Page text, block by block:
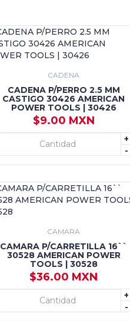
CADENA
CADENA P/PERRO 2.5 MM
CASTIGO 30426 AMERICAN
POWER TOOLS | 30426
$9.00 MXN
+
-
+ AGREGAR
CAMARA
CAMARA P/CARRETILLA 16``
30528 AMERICAN POWER
TOOLS | 30528
$36.00 MXN
+
-
+ AGREGAR